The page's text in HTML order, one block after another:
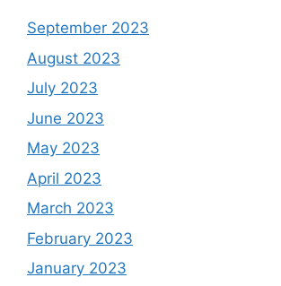
September 2023
August 2023
July 2023
June 2023
May 2023
April 2023
March 2023
February 2023
January 2023